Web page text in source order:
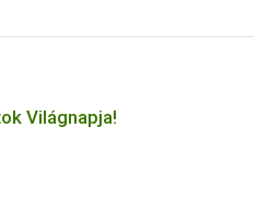
Világnapja!